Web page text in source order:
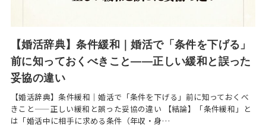
【婚活辞典】条件緩和｜婚活で「条件を下げる」
前に知っておくべきこと——正しい緩和と誤った
妥協の違い
【婚活辞典】条件緩和｜婚活で「条件を下げる」前に知っておくべ
きこと——正しい緩和と誤った妥協の違い 【結論】「条件緩和」と
は「婚活中に相手に求める条件（年収・身…